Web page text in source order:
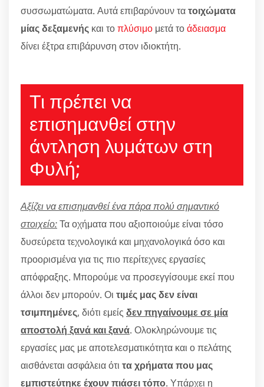
συσσωματώματα. Αυτά επιβαρύνουν τατοιχώματα
μίας δεξαμενής και τοπλύσιμο μετά τοάδειασμα
δίνει έξτρα επιβάρυνση στον ιδιοκτήτη.
Τι πρέπει να
επισημανθεί στην
άντληση λυμάτων στη
Φυλή;
Αξίζει να επισημανθεί ένα πάρα πολύ σημαντικό
στοιχείο:Τα οχήματα που αξιοποιούμε είναι τόσο
δυσεύρετα τεχνολογικά και μηχανολογικά όσο και
προορισμένα για τις πιο περίτεχνες εργασίες
απόφραξης. Μπορούμε να προσεγγίσουμε εκεί που
άλλοι δεν μπορούν. Οι τιμές μας δεν είναι
τσιμπημένες, διότι εμείς δεν πηγαίνουμε σε μία
αποστολή ξανά και ξανά. Ολοκληρώνουμε τις
εργασίες μας με αποτελεσματικότητα και ο πελάτης
αισθάνεται ασφάλεια ότι τα χρήματα που μας
εμπιστεύτηκε έχουν πιάσει τόπο. Υπάρχει η